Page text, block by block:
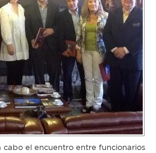
cabo el encuentro entre funcionarios